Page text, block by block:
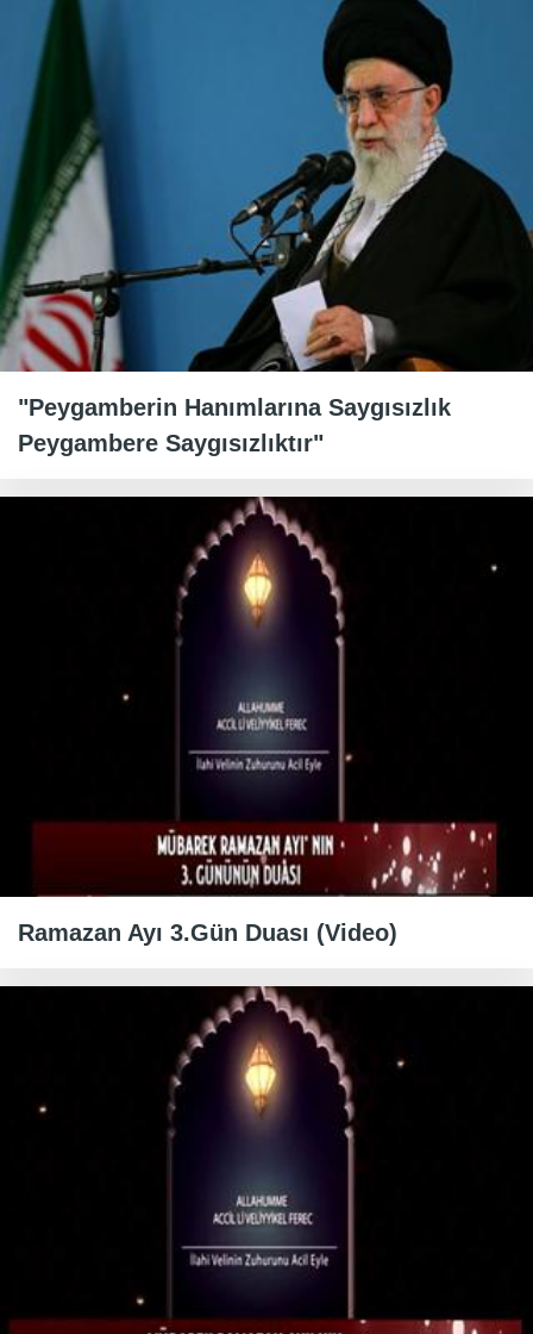
"Peygamberin Hanımlarına Saygısızlık
Peygambere Saygısızlıktır"
Ramazan Ayı 3.Gün Duası (Video)